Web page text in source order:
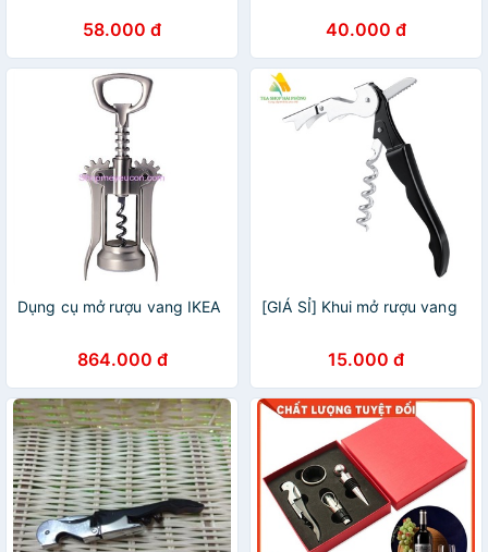
58.000 đ 40.000 đ
Dụng cụ mở rượu vang IKEA
864.000 đ
[GIÁ SỈ] Khui mở rượu vang
15.000 đ